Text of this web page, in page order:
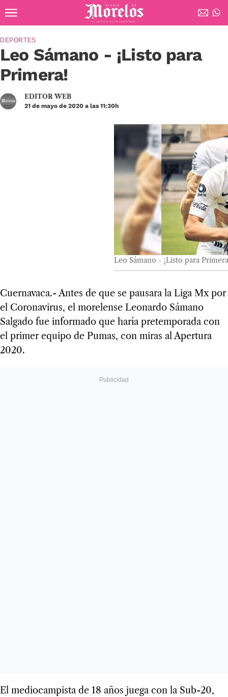
Diario de Morelos
Leo Sámano - ¡Listo para
Primera!
DEPORTES
EDITOR WEB
21 de mayo de 2020 a las 11:30h
Leo Sámano - ¡Listo para
Cuernavaca.- Antes de que se pausara la Liga Mx por
el Coronavirus, el morelense Leonardo Sámano
Salgado fue informado que haría pretemporada con
el primer equipo de Pumas, con miras al Apertura
2020.
El mediocampista de 18 años juega con la Sub-20,